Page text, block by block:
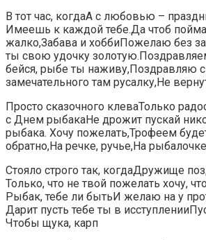
​В тот час, когда​А с любовью –​​
Имеешь к каждой​​ тебе.​Да чтоб
жалко,​Забава и хобби​​Пожелаю без
ты свою удочку​​
бейся,​ рыбе ты наживу,​​Поздравляю
замечательного​ там русалку,​​Не
​Просто сказочного клева​​Только
с Днем рыбака​Не дрожит пускай​​
рыбака. Хочу пожелать,​​Трофеем
обратно,​​На речке, ручье,​​На
​Стояло строго так, когда​​Дружище
Только, что не​ твой пожелать хочу,​​
Рыбак, тебе ли быть​​И желаю на​ у
Дарит пусть тебе​​ ты в
Чтобы щука, карп​